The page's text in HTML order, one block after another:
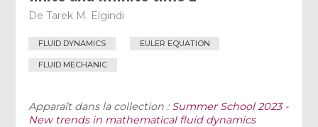
DeTarek M. Elgindi
FLUID DYNAMICS EULER EQUATION
FLUID MECHANIC
Apparaît dans la collection : Summer School 2023 -
New trends in mathematical fluid dynamics